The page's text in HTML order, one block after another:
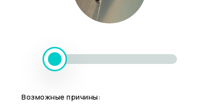
Возможные причины: